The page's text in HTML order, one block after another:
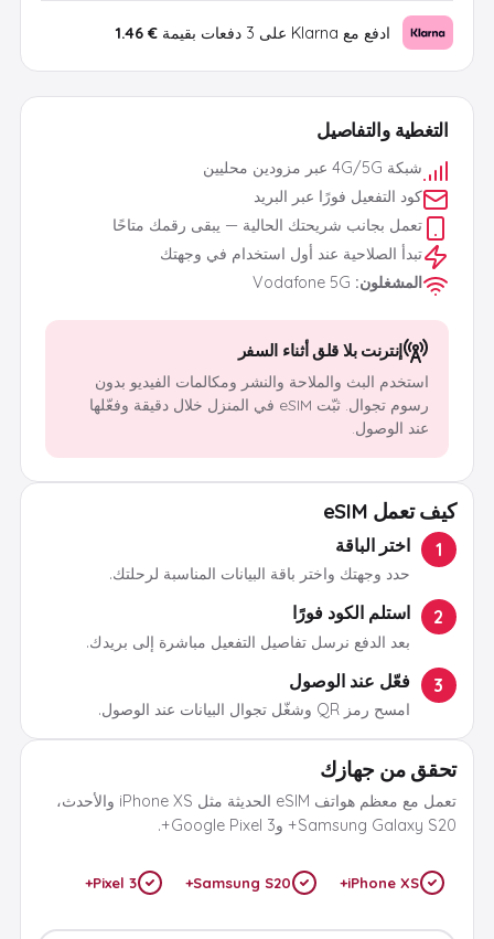
التغطية والتفاصيل
شبكة 4G/5G عبر مزودين محليين
كود التفعيل فورًا عبر البريد
تعمل بجانب شريحتك الحالية — يبقى رقمك متاحًا
تبدأ الصلاحية عند أول استخدام في وجهتك
المشغلون:
Vodafone 5G
إنترنت بلا قلق أثناء السفر
استخدم البث والملاحة والنشر ومكالمات الفيديو بدون
رسوم تجوال. ثبّت eSIM في المنزل خلال دقيقة وفعّلها
عند الوصول.
كيف تعمل eSIM
1 اختر الباقة
حدد وجهتك واختر باقة البيانات المناسبة لرحلتك.
2 استلم الكود فورًا
بعد الدفع نرسل تفاصيل التفعيل مباشرة إلى بريدك.
3 فعّل عند الوصول
امسح رمز QR وشغّل تجوال البيانات عند الوصول.
تحقق من جهازك
تعمل مع معظم هواتف eSIM الحديثة مثل iPhone XS والأحدث،
Samsung Galaxy S20+ وGoogle Pixel 3+.
iPhone XS+
Samsung S20+
Pixel 3+
ادفع مع Klarna على 3 دفعات بقيمة € 1.46